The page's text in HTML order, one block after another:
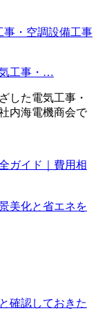
工事・…
した電気工事・
内海電機商会で
ガイド｜費用相
美化と省エネを
確認しておきた